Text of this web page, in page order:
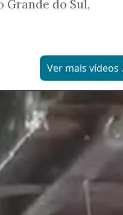
Grande do Sul,
Ver mais vídeos